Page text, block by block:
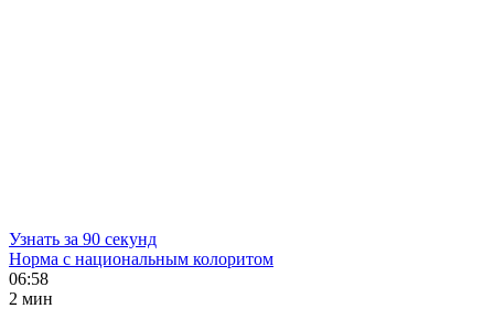
Узнать за 90 секунд
Норма с национальным колоритом
06:58
2 мин